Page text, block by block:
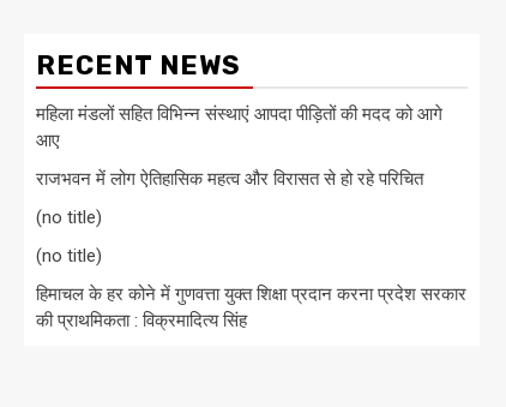
RECENT NEWS
महिला मंडलों सहित विभिन्न संस्थाएं आपदा पीड़ितों की मदद को आगे
आए
राजभवन में लोग ऐतिहासिक महत्व और विरासत से हो रहे परिचित
(no title)
(no title)
हिमाचल के हर कोने में गुणवत्ता युक्त शिक्षा प्रदान करना प्रदेश सरकार
की प्राथमिकता : विक्रमादित्य सिंह